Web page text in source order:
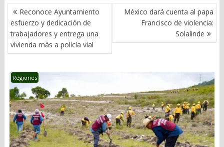
NAVEGACIÓN
DE
ENTRADAS
Reconoce Ayuntamiento
esfuerzo y dedicación de
trabajadores y entrega una
vivienda más a policía vial
México dará cuenta al papa
Francisco de violencia:
Solalinde
Regiones